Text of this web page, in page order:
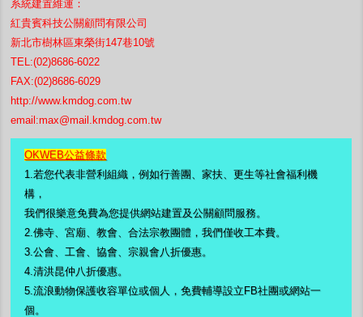
系統建置維運：
紅貴賓科技公關顧問有限公司
新北市樹林區東榮街147巷10號
TEL:(02)8686-6022
FAX:(02)8686-6029
http://www.kmdog.com.tw
email:max@mail.kmdog.com.tw
OKWEB公益條款
1.若您代表非營利組織，例如行善團、家扶、更生等社會福利機
構，
我們很樂意免費為您提供網站建置及公關顧問服務。
2.佛寺、宮廟、教會、合法宗教團體，我們僅收工本費。
3.公會、工會、協會、宗親會八折優惠。
4.清洪昆仲八折優惠。
5.流浪動物保護收容單位或個人，免費輔導設立FB社團或網站一
個。